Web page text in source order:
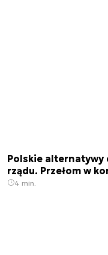
Polskie alternatywy
rządu. Przełom w
4 min.